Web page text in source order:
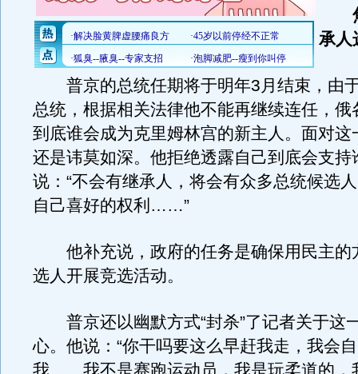
承人
普京的总统任期将于明年3月结束，由
总统，根据相关法律他不能再继续连任，俄
到底谁会成为克里姆林宫的新主人。面对这
还是讳莫如深。他拒绝透露自己到底会支持
说：“不会有继承人，将会有众多总统候选
自己喜好的权利……”
他补充说，政府的任务是确保用民主的
选人开展竞选活动。
普京还以幽默方式“封杀”了记者关于这
心。他说：“你干吗要这么早赶我走，我会
我……我不是赛跑运动员，我是玩柔道的，